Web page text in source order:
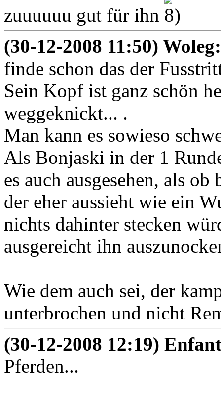
zuuuuuu gut für ihn
(30-12-2008 11:50)
finde schon das der
Sein Kopf ist ganz schön
weggeknickt... .
Man kann es sowieso
Als Bonjaski in der 1
es auch ausgesehen, als
der eher aussieht wie ein
nichts dahinter stecken
ausgereicht ihn
Wie dem auch sei, der
unterbrochen und nicht
(30-12-2008 12:19)
Pferden...